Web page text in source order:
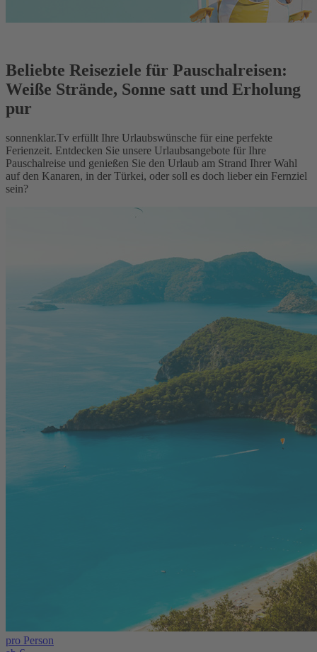
Beliebte Reiseziele für Pauschalreisen:
Weiße Strände, Sonne satt und Erholung
pur
sonnenklar.Tv erfüllt Ihre Urlaubswünsche für eine perfekte
Ferienzeit. Entdecken Sie unsere Urlaubsangebote für Ihre
Pauschalreise und genießen Sie den Urlaub am Strand Ihrer Wahl
auf den Kanaren, in der Türkei, oder soll es doch lieber ein Fernziel
sein?
pro Person